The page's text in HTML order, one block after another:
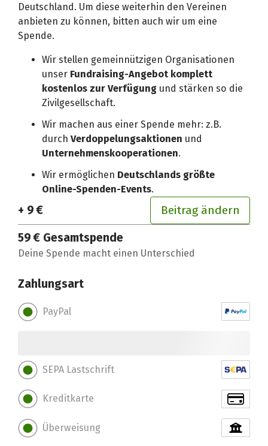
Deutschland. Um diese weiterhin den Vereinen
anbieten zu können, bitten auch wir um eine
Spende.
Wir stellen gemeinnützigen Organisationen
unser Fundraising-Angebot komplett
kostenlos zur Verfügung und stärken so die
Zivilgesellschaft.
Wir machen aus einer Spende mehr: z.B.
durchVerdoppelungsaktionen und
Unternehmenskooperationen.
Wir ermöglichen Deutschlands größte
Online-Spenden-Events.
+ 9 € Beitrag ändern
59 € Gesamtspende
Deine Spende macht einen Unterschied
Zahlungsart
PayPal
SEPA Lastschrift
Kreditkarte
Überweisung